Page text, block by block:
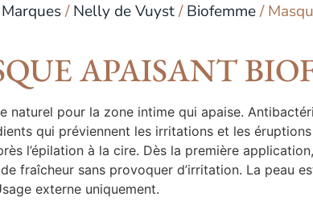
Marques/Nelly de Vuyst/Biofemme/
APAISANT
naturel pour la zone intime qui apaise.
qui préviennent les irritations et les
l’épilation à la cire. Dès la première
fraîcheur sans provoquer d’irritation. La peau
externe uniquement.